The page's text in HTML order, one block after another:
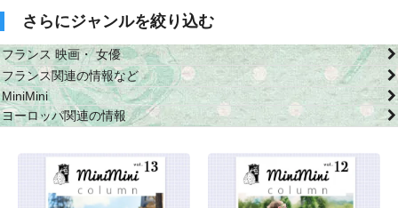
さらにジャンルを絞り込む
フランス 映画・ 女優
フランス関連の情報など
MiniMini
ヨーロッパ関連の情報